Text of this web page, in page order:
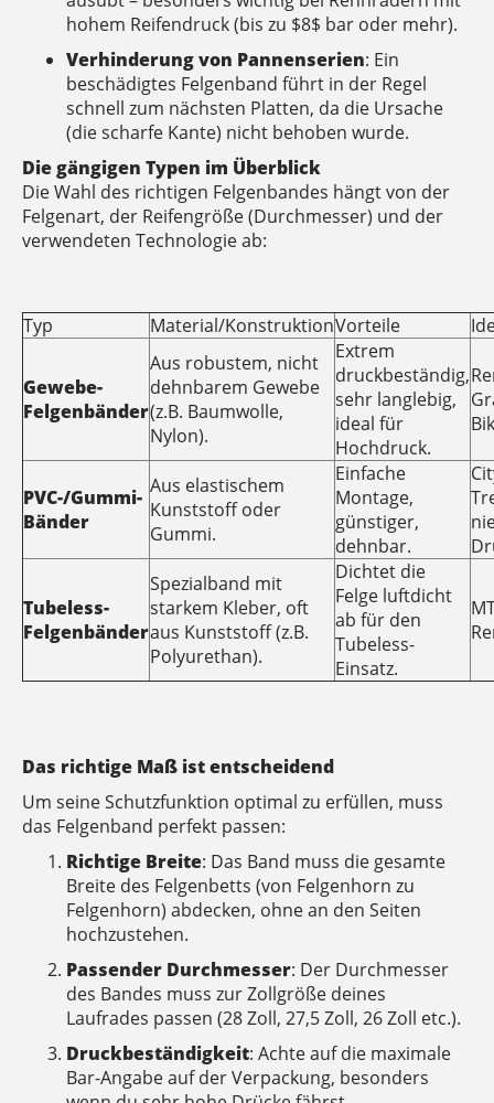
hohem Reifendruck (bis zu $8$ bar oder mehr).
Verhinderung von Pannenserien: Ein
beschädigtes Felgenband führt in der Regel
schnell zum nächsten Platten, da die Ursache
(die scharfe Kante) nicht behoben wurde.
Die gängigen Typen im Überblick
Die Wahl des richtigen Felgenbandes hängt von der
Felgenart, der Reifengröße (Durchmesser) und der
verwendeten Technologie ab:
Typ Material/KonstruktionVorteile
Gewebe-
Felgenbänder
Aus robustem, nicht
dehnbarem Gewebe
(z.B. Baumwolle,
Nylon).
Extrem
druckbeständig,
sehr langlebig,
ideal für
Hochdruck.
PVC-/Gummi-
Bänder
Aus elastischem
Kunststoff oder
Gummi.
Einfache
Montage,
günstiger,
dehnbar.
Tubeless-
Felgenbänder
Spezialband mit
starkem Kleber, oft
aus Kunststoff (z.B.
Polyurethan).
Dichtet die
Felge luftdicht
ab für den
Tubeless-
Einsatz.
Das richtige Maß ist entscheidend
Um seine Schutzfunktion optimal zu erfüllen, muss
das Felgenband perfekt passen:
Richtige Breite: Das Band muss die gesamte
Breite des Felgenbetts (von Felgenhorn zu
Felgenhorn) abdecken, ohne an den Seiten
hochzustehen.
Passender Durchmesser: Der Durchmesser
des Bandes muss zur Zollgröße deines
Laufrades passen (28 Zoll, 27,5 Zoll, 26 Zoll etc.).
Druckbeständigkeit: Achte auf die maximale
Bar-Angabe auf der Verpackung, besonders